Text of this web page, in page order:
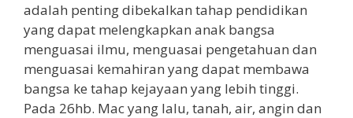
adalah penting dibekalkan tahap pendidikan
yang dapat melengkapkan anak bangsa
menguasai ilmu, menguasai pengetahuan dan
menguasai kemahiran yang dapat membawa
bangsa ke tahap kejayaan yang lebih tinggi.
Pada 26hb. Mac yang lalu, tanah, air, angin dan